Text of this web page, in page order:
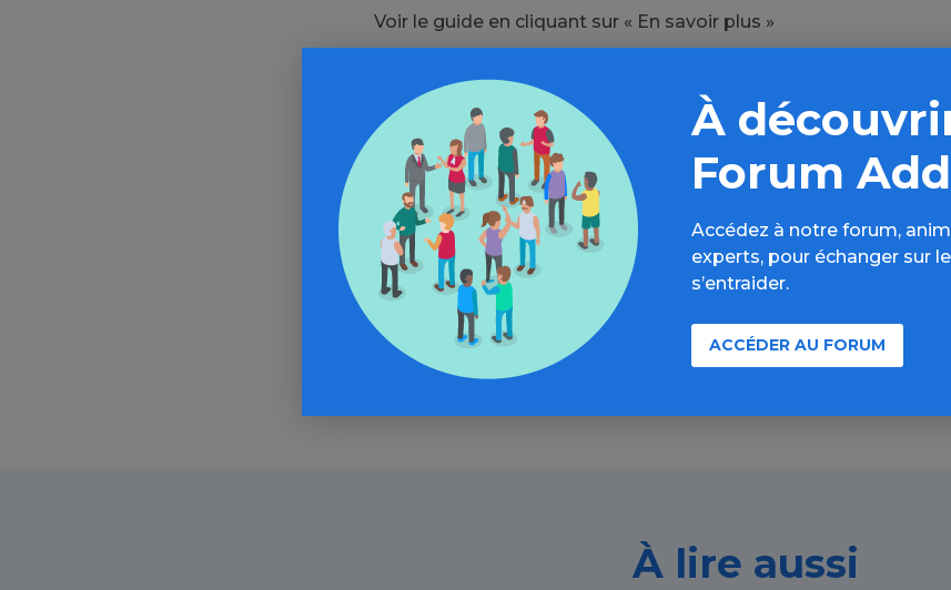
Voir le guide en cliquant sur « En savoir plus »
Aller plus loin sur l’espace
Informations, parcours d’évaluations, bonnes
annuaires, ressources, actualités...
Découvrir
À lire aussi
À
Forum
Accédez à notre forum,
experts, pour échanger sur
s’entraider.
ACCÉDER AU FORUM